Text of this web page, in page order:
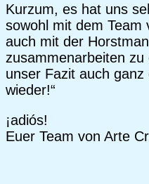
Kurzum, es hat uns
sowohl mit dem Team
auch mit der
zusammenarbeiten
unser Fazit auch ganz
wieder!“
¡adiós!
Euer Team von Arte